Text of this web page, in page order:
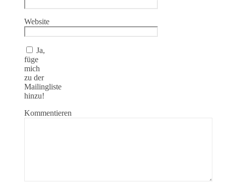
Website
Ja,
füge
mich
zu der
Mailingliste
hinzu!
Kommentieren